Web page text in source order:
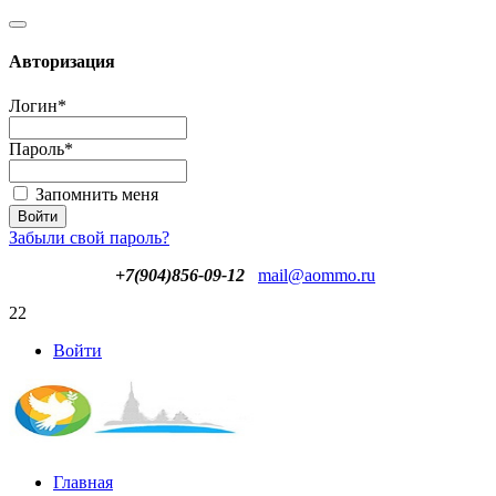
Авторизация
Логин*
Пароль*
Запомнить меня
Забыли свой пароль?
+7(904)856-09-12
mail@aommo.ru
22
Войти
Главная